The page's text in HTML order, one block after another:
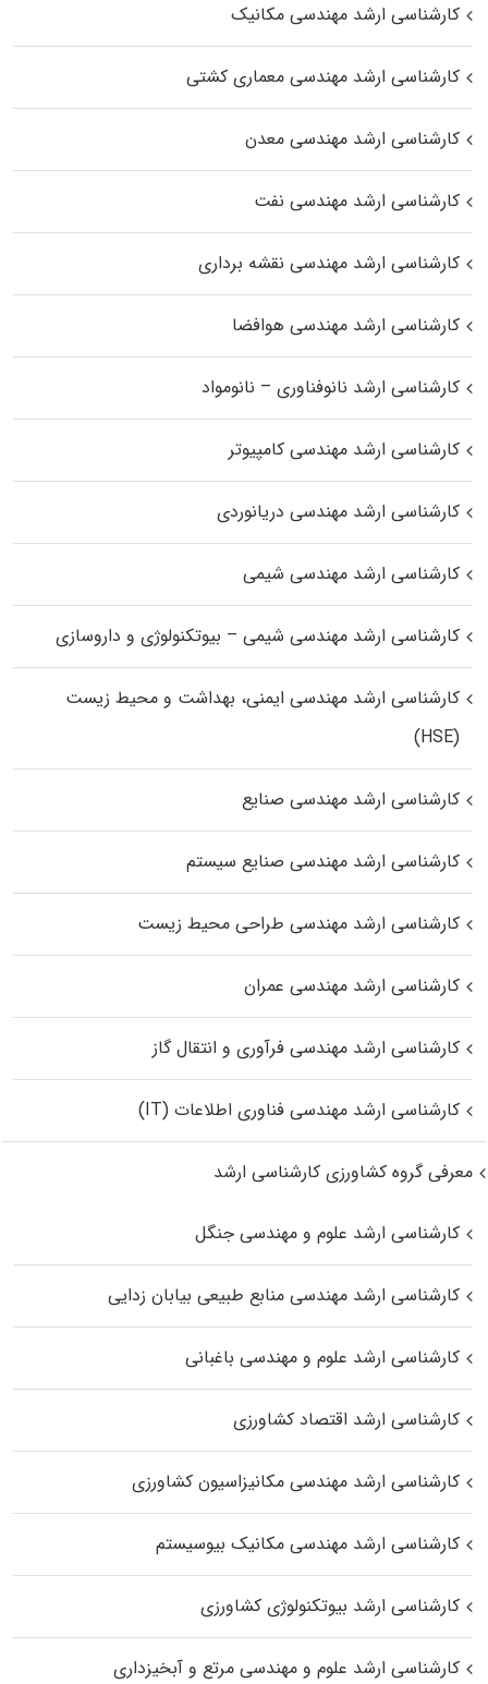
کارشناسی ارشد مهندسی مکانیک
کارشناسی ارشد مهندسی معماری کشتی
کارشناسی ارشد مهندسی معدن
کارشناسی ارشد مهندسی نفت
کارشناسی ارشد مهندسی نقشه برداری
کارشناسی ارشد مهندسی هوافضا
کارشناسی ارشد نانوفناوری – نانومواد
کارشناسی ارشد مهندسی کامپیوتر
کارشناسی ارشد مهندسی دریانوردی
کارشناسی ارشد مهندسی شیمی
کارشناسی ارشد مهندسی شیمی – بیوتکنولوژی و داروسازی
کارشناسی ارشد مهندسی ایمنی، بهداشت و محیط زیست
(HSE)
کارشناسی ارشد مهندسی صنایع
کارشناسی ارشد مهندسی صنایع سیستم
کارشناسی ارشد مهندسی طراحی محیط زیست
کارشناسی ارشد مهندسی عمران
کارشناسی ارشد مهندسی فرآوری و انتقال گاز
کارشناسی ارشد مهندسی فناوری اطلاعات (IT)
معرفی گروه کشاورزی کارشناسی ارشد
کارشناسی ارشد علوم و مهندسی جنگل
کارشناسی ارشد مهندسی منابع طبیعی بیابان زدایی
کارشناسی ارشد علوم و مهندسی باغبانی
کارشناسی ارشد اقتصاد کشاورزی
کارشناسی ارشد مهندسی مکانیزاسیون کشاورزی
کارشناسی ارشد مهندسی مکانیک بیوسیستم
کارشناسی ارشد بیوتکنولوژی کشاورزی
کارشناسی ارشد علوم و مهندسی مرتع و آبخیزداری